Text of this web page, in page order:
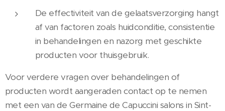
De effectiviteit van de gelaatsverzorging hangt
af van factoren zoals huidconditie, consistentie
in behandelingen en nazorg met geschikte
producten voor thuisgebruik.
Voor verdere vragen over behandelingen of
producten wordt aangeraden contact op te nemen
met een van de Germaine de Capuccini salons in Sint-